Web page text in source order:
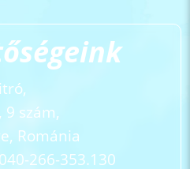
9 szám,
Románia
266-353.130